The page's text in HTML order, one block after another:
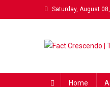
to
Saturday, August
Home